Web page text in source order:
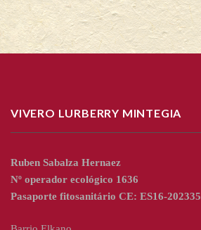
VIVERO LURBERRY MINTEGIA
Ruben Sabalza Hernaez
Nº operador ecológico 1636
Pasaporte fitosanitário CE: ES16-202335